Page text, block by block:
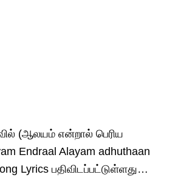
(ஆலயம் என்றால் பெரிய
Endraal Alayam adhuthaan
Lyrics பதிவிடப்பட்டுள்ளது…